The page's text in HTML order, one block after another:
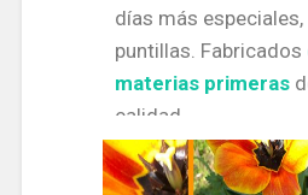
días más
puntillas. Fabricados
materias primeras
calidad.